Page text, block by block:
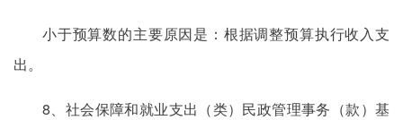
小于预算数的主要原因是：根据调整预算执行收入支
出。
8、社会保障和就业支出（类）民政管理事务（款）基